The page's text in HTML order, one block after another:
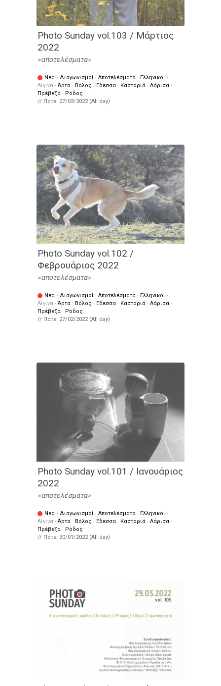
Photo Sunday vol.103 / Μάρτιος
2022
αποτελέσματα
Νέα · Διαγωνισμοί · Αποτελέσματα · Ελληνικοί ·
Αίγινα · Άρτα · Βόλος ·Έδεσσα · Καστοριά · Λάρισα ·
Πρέβεζα · Ρόδος
// Πότε: 27/03/2022 (All day)
Photo Sunday vol.102 /
Φεβρουάριος 2022
αποτελέσματα
Νέα · Διαγωνισμοί · Αποτελέσματα · Ελληνικοί ·
Αίγινα · Άρτα · Βόλος ·Έδεσσα · Καστοριά · Λάρισα ·
Πρέβεζα · Ρόδος
// Πότε: 27/02/2022 (All day)
Photo Sunday vol.101 / Ιανουάριος
2022
αποτελέσματα
Νέα · Διαγωνισμοί · Αποτελέσματα · Ελληνικοί ·
Αίγινα · Άρτα · Βόλος ·Έδεσσα · Καστοριά · Λάρισα ·
Πρέβεζα · Ρόδος
// Πότε: 30/01/2022 (All day)